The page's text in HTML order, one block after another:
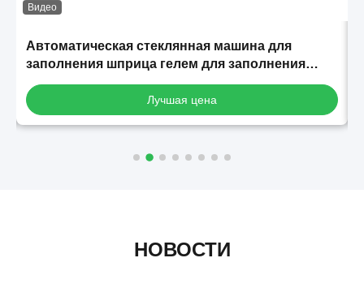
Видео
Автоматическая стеклянная машина для
заполнения шприца гелем для заполнения
шприца гиалуроновой кислоты
Лучшая цена
НОВОСТИ